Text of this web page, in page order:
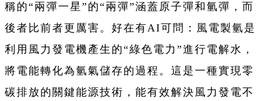
稱的“兩彈一星”的“兩彈”涵蓋原子彈和氫彈，而
後者比前者更厲害。好在有AI可問：風電製氫是
利用風力發電機產生的“綠色電力”進行電解水，
將電能轉化為氫氣儲存的過程。這是一種實現零
碳排放的關鍵能源技術，能有效解決風力發電不